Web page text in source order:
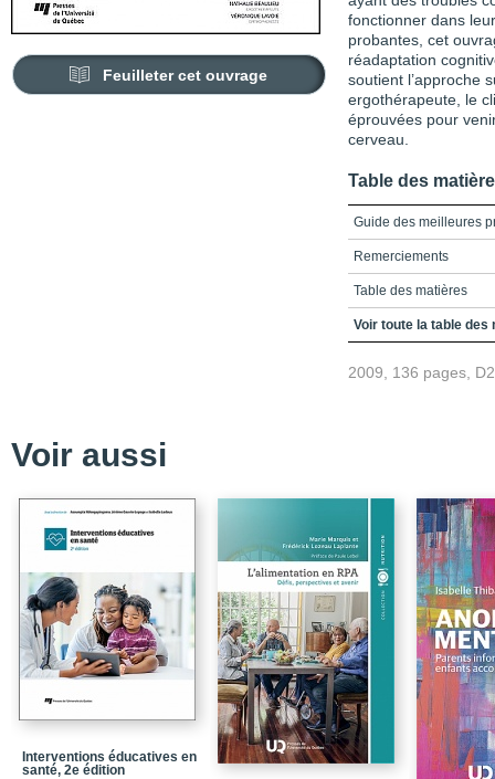
Feuilleter cet ouvrage
fonctionner dans
probantes, cet
réadaptation
soutient l’approche
ergothérapeute, le
éprouvées pour
cerveau.
Table des
Guide des meilleures
Remerciements
Table des matières
Partie 1
Partie 2
Chapitre 6
Chapitre 7
Chapitre 8
Chapitre 9
Chapitre 10
Chapitre 11
Chapitre 12
Voir toute la table des
2009, 136 pages,
Voir aussi
Interventions éducatives en
santé, 2e édition